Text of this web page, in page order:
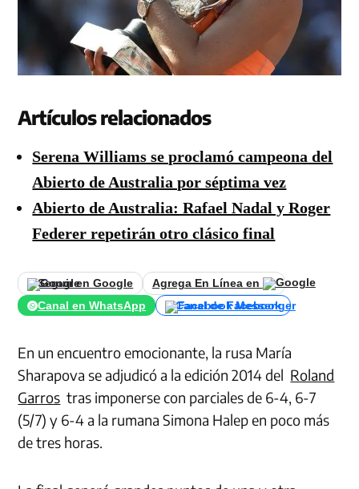
Artículos relacionados
Serena Williams se proclamó campeona del
Abierto de Australia por séptima vez
Abierto de Australia: Rafael Nadal y Roger
Federer repetirán otro clásico final
Seguir en Google
Agrega En Línea en
Canal en WhatsApp
Canal de Facebook
En un encuentro emocionante, la rusa María
Sharapova se adjudicó a la edición 2014 del Roland
Garros tras imponerse con parciales de 6-4, 6-7
(5/7) y 6-4 a la rumana Simona Halep en poco más
de tres horas.